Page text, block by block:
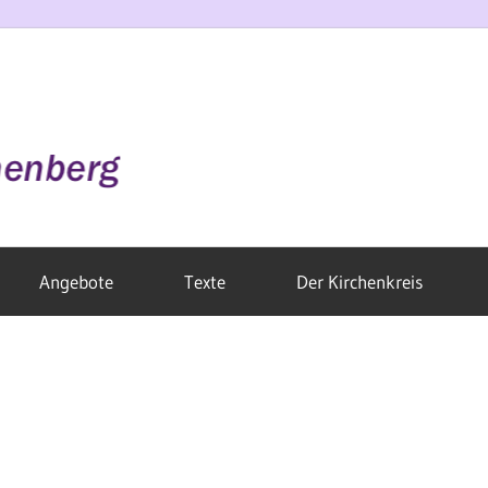
Angebote Texte Der Kirchenkreis